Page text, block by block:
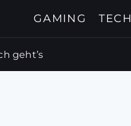
GAMING TECH
geht’s